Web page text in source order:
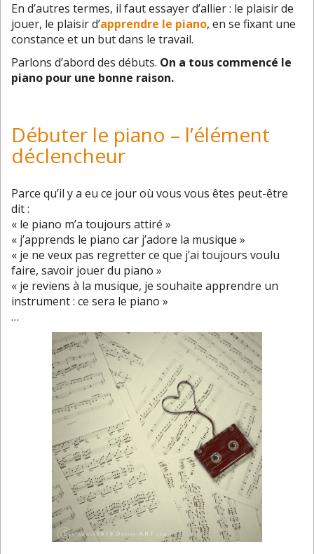
En d’autres termes, il faut essayer d’allier : le plaisir de
jouer, le plaisir d’apprendre le piano, en se fixant une
constance et un but dans le travail.
Parlons d’abord des débuts. On a tous commencé le
piano pour une bonne raison.
Débuter le piano – l’élément
déclencheur
Parce qu’il y a eu ce jour où vous vous êtes peut-être
dit :
« le piano m’a toujours attiré »
« j’apprends le piano car j’adore la musique »
« je ne veux pas regretter ce que j’ai toujours voulu
faire, savoir jouer du piano »
« je reviens à la musique, je souhaite apprendre un
instrument : ce sera le piano »
…